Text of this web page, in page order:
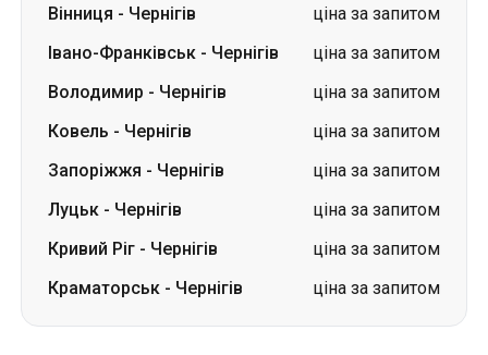
Вінниця - Чернігів
ціна за запитом
Івано-Франківськ - Чернігів
ціна за запитом
Володимир - Чернігів
ціна за запитом
Ковель - Чернігів
ціна за запитом
Запоріжжя - Чернігів
ціна за запитом
Луцьк - Чернігів
ціна за запитом
Кривий Ріг - Чернігів
ціна за запитом
Краматорськ - Чернігів ціна за запитом